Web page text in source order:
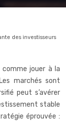
des investisseurs
jouer à la
marchés sont
peut s’avérer
stable
éprouvée :